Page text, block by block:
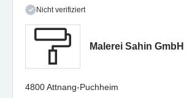
Nicht verifiziert
Malerei Sahin GmbH
4800 Attnang-Puchheim